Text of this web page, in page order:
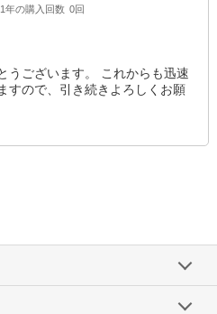
年の購入回数 0回
うございます。 これからも迅速
すので、引き続きよろしくお願